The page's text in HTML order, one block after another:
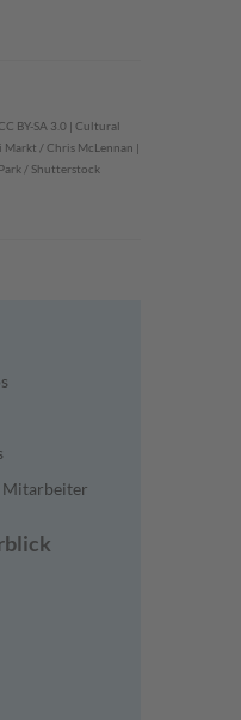
BY-SA 3.0 | Cultural
/ Chris McLennan |
/ Shutterstock
Mitarbeiter